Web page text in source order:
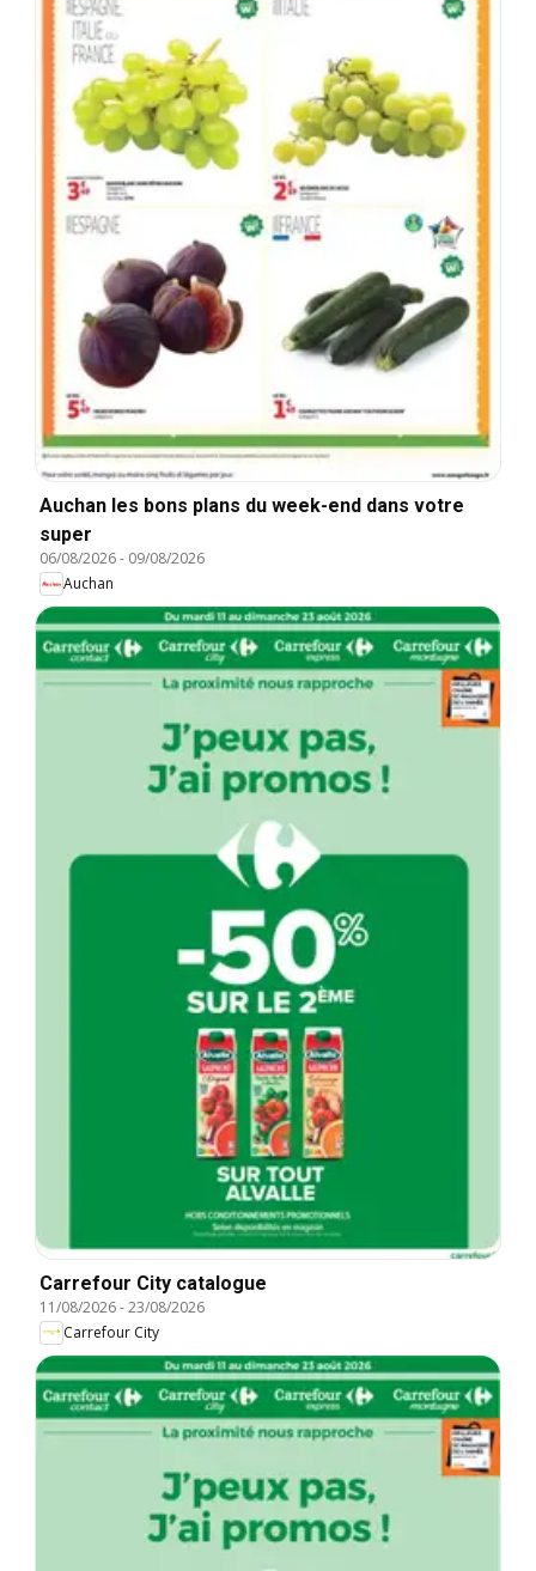
Auchan les bons plans du week-end dans votre
super
06/08/2026- 09/08/2026
Auchan
Carrefour City catalogue
11/08/2026-23/08/2026
Carrefour City